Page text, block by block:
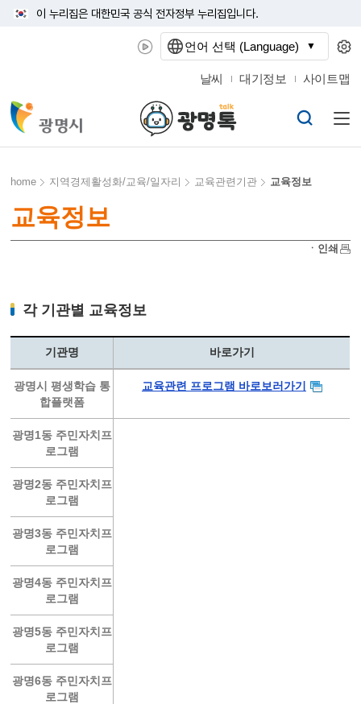
이 누리집은 대한민국 공식 전자정부 누리집입니다.
날씨 대기정보 사이트맵
home 지역경제활성화/교육/일자리 교육관련기관 교육정보
교육정보
ㆍ인쇄
각 기관별 교육정보
기관명 바로가기
광명시 평생학습 통
합플랫폼
교육관련 프로그램 바로보러가기
광명1동 주민자치프
로그램
광명2동 주민자치프
로그램
광명3동 주민자치프
로그램
광명4동 주민자치프
로그램
광명5동 주민자치프
로그램
광명6동 주민자치프
로그램
언어 선택 (Language)